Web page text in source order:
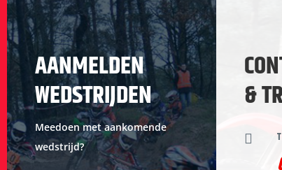
AANMELDEN
WEDSTRIJDEN
Meedoen met aankomende
wedstrijd?
&
